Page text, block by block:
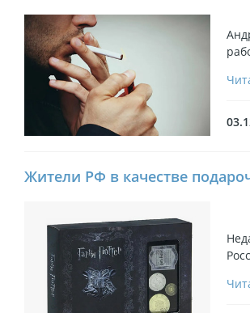
Жители РФ в качестве